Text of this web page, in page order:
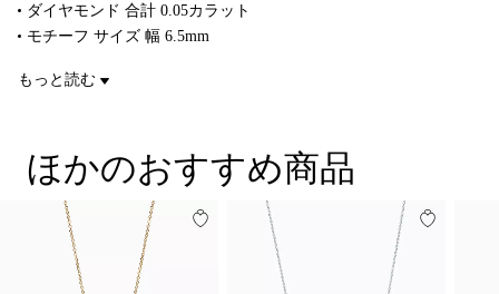
ィならではの才能を体現した、自然特有の美しさを思い出させ
てくれる、彫刻的で有機的なコレクションです。
ダイヤモンド 合計 0.05カラット
モチーフ サイズ 幅 6.5mm
Original designs copyrighted by the Nando and Elsa Peretti Foundation
もっと読む
ほかのおすすめ商品